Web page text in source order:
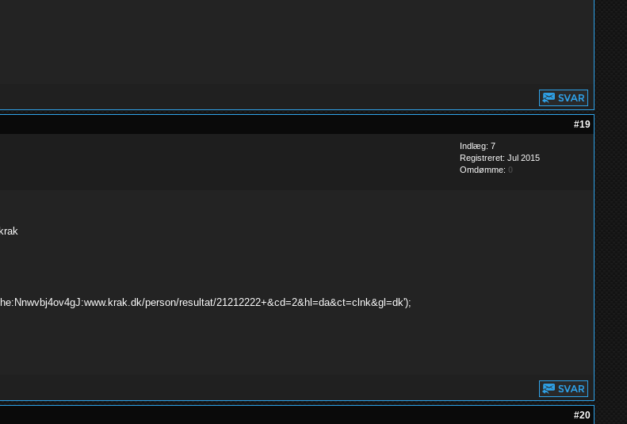
#19
Indlæg: 7
Registreret: Jul 2015
Omdømme: 0
person/resultat/21212222+&cd=2&hl=da&ct=clnk&gl=dk');
#20